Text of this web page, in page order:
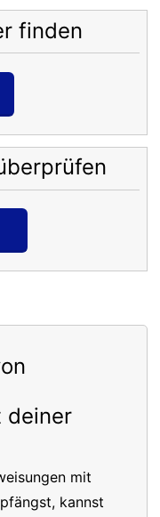
finden
deiner
mit
kannst